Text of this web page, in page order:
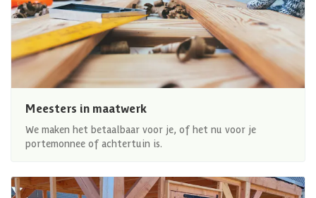
Meesters in maatwerk
We maken het betaalbaar voor je, of het nu voor je
portemonnee of achtertuin is.